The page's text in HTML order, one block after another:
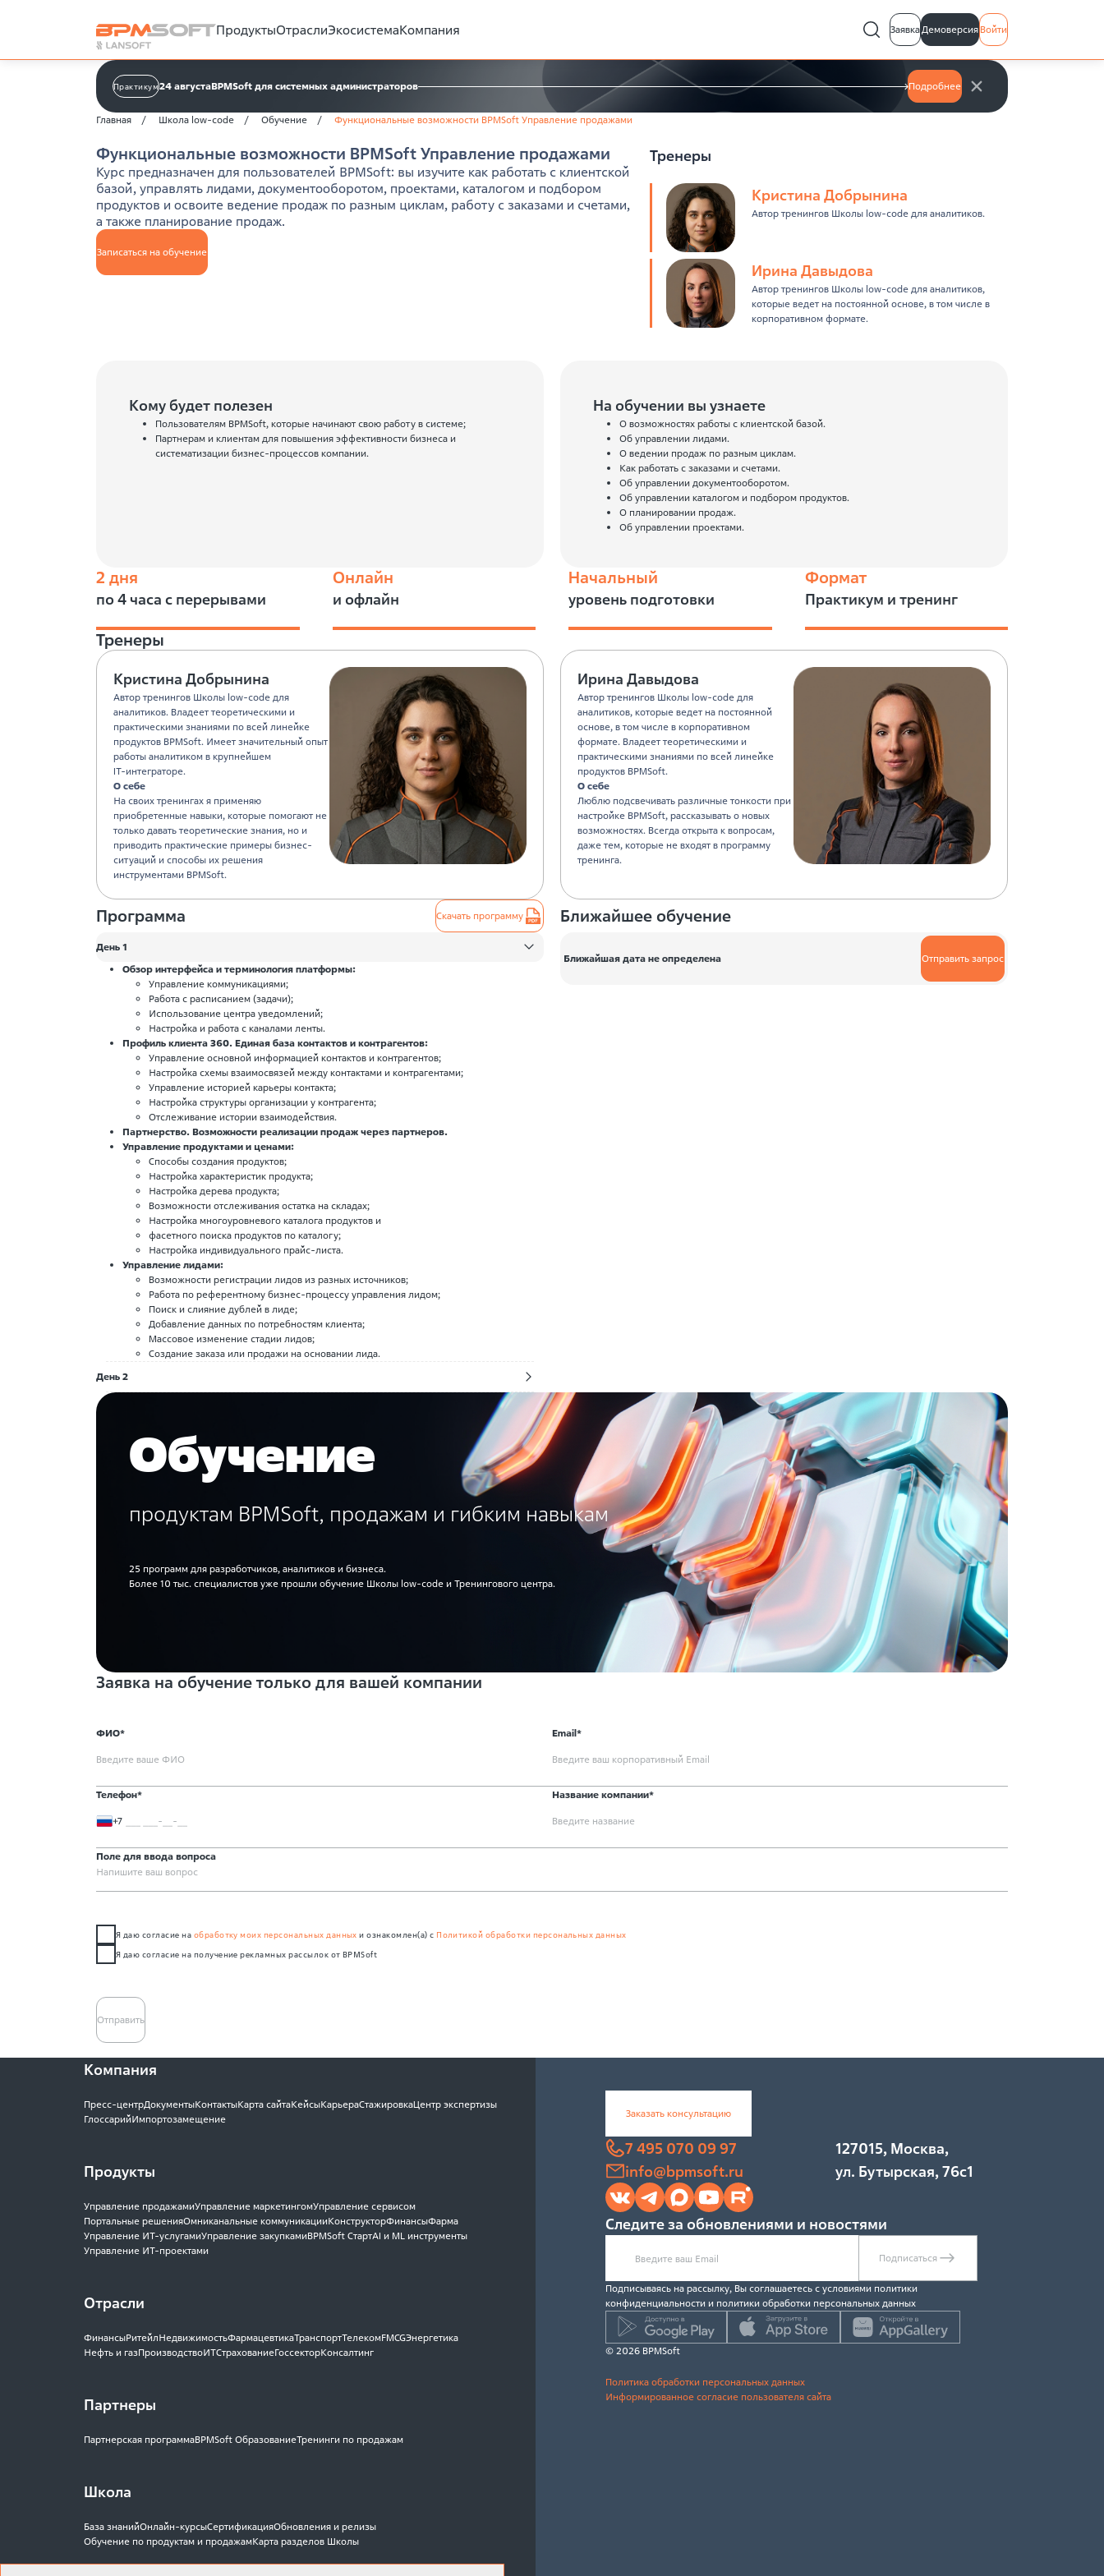
ПродуктыОтраслиЭкосистемаКомпания ЗаявкаДемоверсияВойти
Практикум24 августаBPMSoft для системных администраторов Подробнее
Главная Школа low-code Обучение Функциональные возможности BPMSoft Управление продажами
Функциональные возможности BPMSoft Управление продажами
Курс предназначен для пользователей BPMSoft: вы изучите как работать с клиентской
базой, управлять лидами, документооборотом, проектами, каталогом и подбором
продуктов и освоите ведение продаж по разным циклам, работу с заказами и счетами,
а также планирование продаж.
Записаться на обучение
Тренеры
Кристина Добрынина
Автор тренингов Школы low-code для аналитиков.
Ирина Давыдова
Автор тренингов Школы low-code для аналитиков,
которые ведет на постоянной основе, в том числе в
корпоративном формате.
Кому будет полезен
Пользователям BPMSoft, которые начинают свою работу в системе;
Партнерам и клиентам для повышения эффективности бизнеса и
систематизации бизнес-процессов компании.
На обучении вы узнаете
О возможностях работы с клиентской базой.
Об управлении лидами.
О ведении продаж по разным циклам.
Как работать с заказами и счетами.
Об управлении документооборотом.
Об управлении каталогом и подбором продуктов.
О планировании продаж.
Об управлении проектами.
2 дня
по 4 часа с перерывами
Онлайн
и офлайн
Начальный
уровень подготовки
Формат
Практикум и тренинг
Тренеры
Кристина Добрынина
Автор тренингов Школы low-code для
аналитиков. Владеет теоретическими и
практическими знаниями по всей линейке
продуктов BPMSoft. Имеет значительный опыт
работы аналитиком в крупнейшем
IT‑интеграторе.
О себе
На своих тренингах я применяю
приобретенные навыки, которые помогают не
только давать теоретические знания, но и
приводить практические примеры бизнес-
ситуаций и способы их решения
инструментами BPMSoft.
Ирина Давыдова
Автор тренингов Школы low-code для
аналитиков, которые ведет на постоянной
основе, в том числе в корпоративном
формате. Владеет теоретическими и
практическими знаниями по всей линейке
продуктов BPMSoft.
О себе
Люблю подсвечивать различные тонкости при
настройке BPMSoft, рассказывать о новых
возможностях. Всегда открыта к вопросам,
даже тем, которые не входят в программу
тренинга.
Программа Скачать программу
День 1
Обзор интерфейса и терминология платформы:
Управление коммуникациями;
Работа с расписанием (задачи);
Использование центра уведомлений;
Настройка и работа с каналами ленты.
Профиль клиента 360. Единая база контактов и контрагентов:
Управление основной информацией контактов и контрагентов;
Настройка схемы взаимосвязей между контактами и контрагентами;
Управление историей карьеры контакта;
Настройка структуры организации у контрагента;
Отслеживание истории взаимодействия.
Партнерство. Возможности реализации продаж через партнеров.
Управление продуктами и ценами:
Способы создания продуктов;
Настройка характеристик продукта;
Настройка дерева продукта;
Возможности отслеживания остатка на складах;
Настройка многоуровневого каталога продуктов и
фасетного поиска продуктов по каталогу;
Настройка индивидуального прайс-листа.
Управление лидами:
Возможности регистрации лидов из разных источников;
Работа по референтному бизнес-процессу управления лидом;
Поиск и слияние дублей в лиде;
Добавление данных по потребностям клиента;
Массовое изменение стадии лидов;
Создание заказа или продажи на основании лида.
День 2
Ближайшее обучение
Ближайшая дата не определена Отправить запрос
Обучение
продуктам BPMSoft, продажам и гибким навыкам
25 программ для разработчиков, аналитиков и бизнеса.
Более 10 тыс. специалистов уже прошли обучение Школы low-code и Тренингового центра.
Заявка на обучение только для вашей компании
ФИО* Email*
Телефон*
+7
Название компании*
Поле для ввода вопроса
Я даю согласие на обработку моих персональных данных и ознакомлен(а) с Политикой обработки персональных данных
Я даю согласие на получение рекламных рассылок от BPMSoft
Отправить
Компания
Пресс-центрДокументыКонтактыКарта сайтаКейсыКарьераСтажировкаЦентр экспертизы
ГлоссарийИмпортозамещение
Продукты
Управление продажамиУправление маркетингомУправление сервисом
Портальные решенияОмниканальные коммуникацииКонструкторФинансыФарма
Управление ИТ-услугамиУправление закупкамиBPMSoft СтартAI и ML инструменты
Управление ИТ-проектами
Отрасли
ФинансыРитейлНедвижимостьФармацевтикаТранспортТелекомFMCGЭнергетика
Нефть и газПроизводствоИТСтрахованиеГоссекторКонсалтинг
Партнеры
Партнерская программаBPMSoft ОбразованиеТренинги по продажам
Школа
База знанийОнлайн-курсыСертификацияОбновления и релизы
Обучение по продуктам и продажамКарта разделов Школы
Заказать консультацию
7 495 070 09 97
info@bpmsoft.ru
127015, Москва,
ул. Бутырская, 76с1
Следите за обновлениями и новостями
Подписаться
Подписываясь на рассылку, Вы соглашаетесь c условиями политики
конфиденциальности и политики обработки персональных данных
© 2026 BPMSoft
Политика обработки персональных данных
Информированное согласие пользователя сайта